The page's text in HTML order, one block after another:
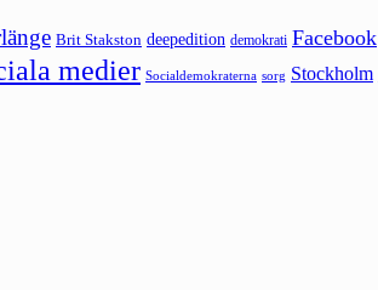
Brit Stakston deepedition demokrati Facebook
medier Socialdemokraterna sorg Stockholm